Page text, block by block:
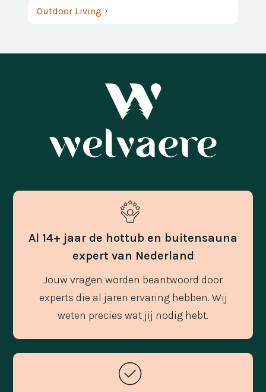
Outdoor Living
Al 14+ jaar de hottub en buitensauna
expert van Nederland
Jouw vragen worden beantwoord door
experts die al jaren ervaring hebben. Wij
weten precies wat jij nodig hebt.